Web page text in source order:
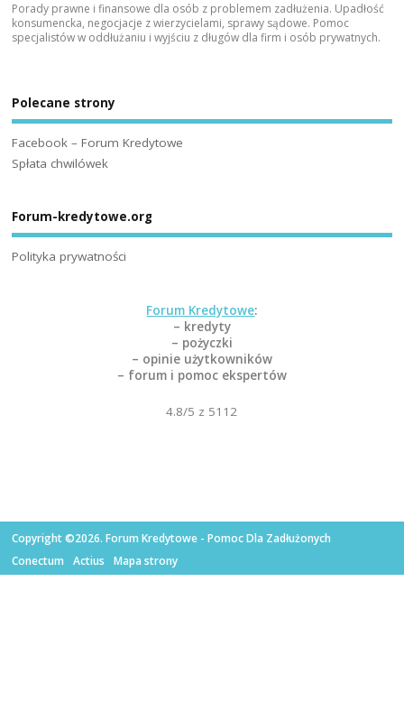
Porady prawne i finansowe dla osób z problemem zadłużenia. Upadłość
konsumencka, negocjacje z wierzycielami, sprawy sądowe. Pomoc
specjalistów w oddłużaniu i wyjściu z długów dla firm i osób prywatnych.
Polecane strony
Facebook – Forum Kredytowe
Spłata chwilówek
Forum-kredytowe.org
Polityka prywatności
Forum Kredytowe:
– kredyty
– pożyczki
– opinie użytkowników
– forum i pomoc ekspertów
4.8/5 z 5112
Copyright ©2026. Forum Kredytowe - Pomoc Dla Zadłużonych
Conectum
Actius Mapa strony